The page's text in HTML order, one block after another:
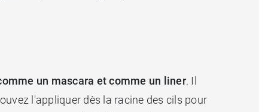
un mascara et comme un liner. Il
l'appliquer dès la racine des cils pour